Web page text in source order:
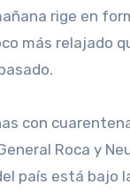
rige en
más relajado
con
Roca y
país está bajo